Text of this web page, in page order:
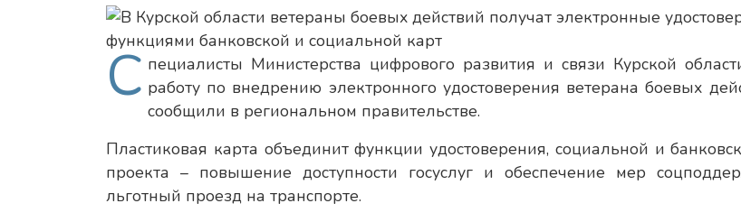
С пециалисты Министерства цифрового развития и связи Курской
работу по внедрению электронного удостоверения ветерана боевых
сообщили в региональном правительстве.
Пластиковая карта объединит функции удостоверения, социальной и
проекта – повышение доступности госуслуг и обеспечение мер
льготный проезд на транспорте.